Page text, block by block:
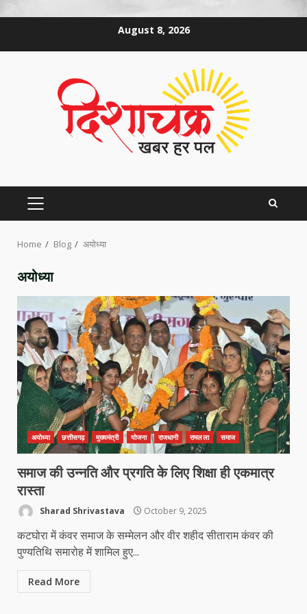
August 8, 2026
PRIMARY
Home Blog अयोध्या
अयोध्या
अयोध्या छत्तीसगढ़ मुख्यमंत्री योजना राजधानी रामलला समाज
समाज की उन्नति और प्रगति के लिए शिक्षा ही एकमात्र
रास्ता
Sharad Shrivastava October 9, 2025
कटघोरा में कंवर समाज के सम्मेलन और वीर शहीद सीताराम कंवर की
पुण्यतिथि समारोह में शामिल हुए...
Read More
3
कांग्रेस ने किया नगर एवं ग्राम निवेश
कार्यालय का घेराव
March 24, 2026
4
DKSZC सदस्य पापा राव ने 17 माओवादियों
के साथ किया सरेंडर